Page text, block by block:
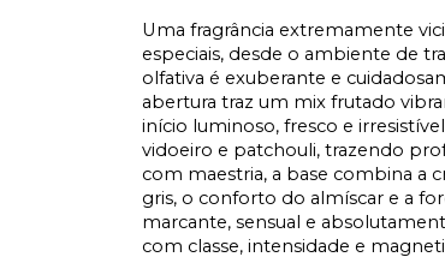
Uma fragrância extremamente
especiais, desde o ambiente de
olfativa é exuberante e
abertura traz um mix frutado
início luminoso, fresco e
vidoeiro e patchouli, trazendo
com maestria, a base combina a
gris, o conforto do almíscar e a
marcante, sensual e
com classe, intensidade e